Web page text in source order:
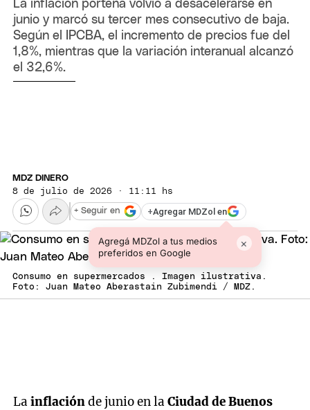
La inflación porteña volvió a desacelerarse en
junio y marcó su tercer mes consecutivo de baja.
Según el IPCBA, el incremento de precios fue del
1,8%, mientras que la variación interanual alcanzó
el 32,6%.
MDZ DINERO
8 de julio de 2026 · 11:11 hs
+Agregar MDZol en
Agregá MDZol a tus medios
preferidos en Google
×
+ Seguir en
Consumo en supermercados . Imagen ilustrativa.
Foto: Juan Mateo Aberastain Zubimendi / MDZ.
Lainflaciónde junio en laCiudad de Buenos